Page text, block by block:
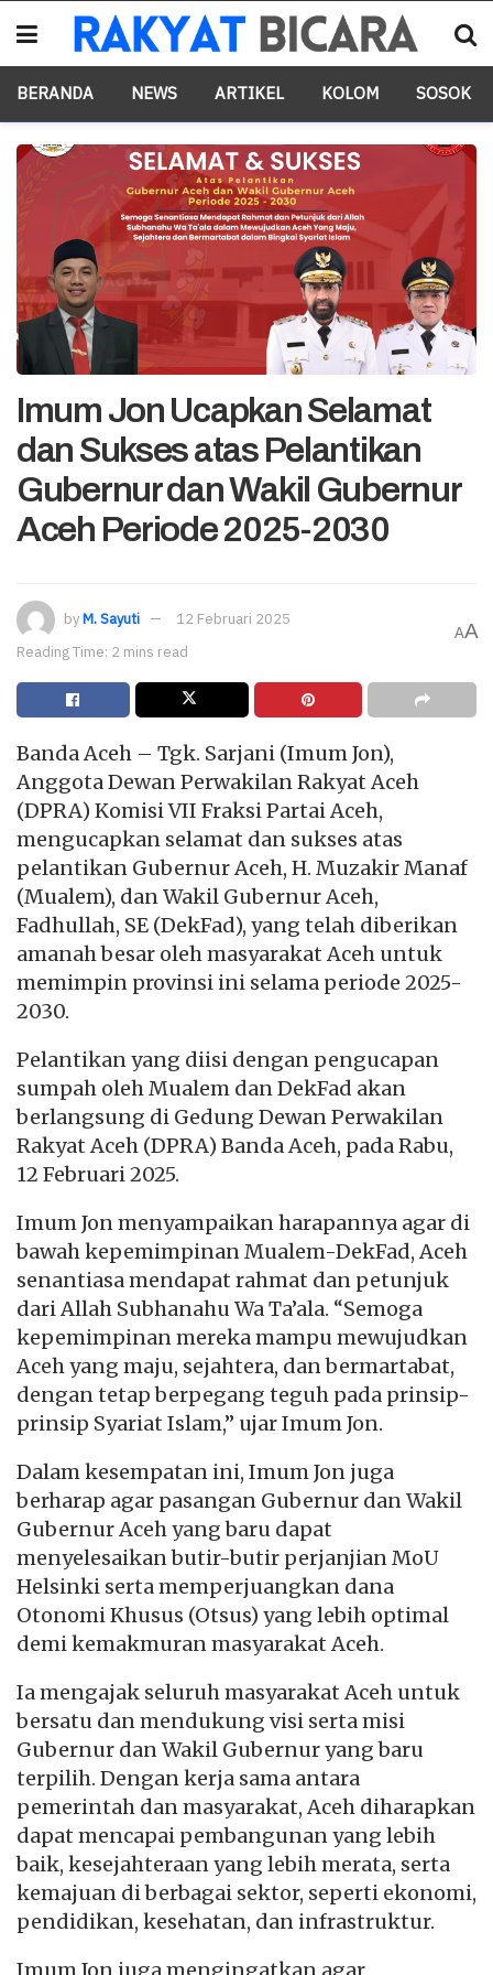
BERANDA NEWS ARTIKEL KOLOM SOSOK
Imum Jon Ucapkan Selamat
dan Sukses atas Pelantikan
Gubernur dan Wakil Gubernur
Aceh Periode 2025-2030
byM. Sayuti
12 Februari 2025
Reading Time: 2 mins read
AA
Banda Aceh – Tgk. Sarjani (Imum Jon),
Anggota Dewan Perwakilan Rakyat Aceh
(DPRA) Komisi VII Fraksi Partai Aceh,
mengucapkan selamat dan sukses atas
pelantikan Gubernur Aceh, H. Muzakir Manaf
(Mualem), dan Wakil Gubernur Aceh,
Fadhullah, SE (DekFad), yang telah diberikan
amanah besar oleh masyarakat Aceh untuk
memimpin provinsi ini selama periode 2025-
2030.
Pelantikan yang diisi dengan pengucapan
sumpah oleh Mualem dan DekFad akan
berlangsung di Gedung Dewan Perwakilan
Rakyat Aceh (DPRA) Banda Aceh, pada Rabu,
12 Februari 2025.
Imum Jon menyampaikan harapannya agar di
bawah kepemimpinan Mualem-DekFad, Aceh
senantiasa mendapat rahmat dan petunjuk
dari Allah Subhanahu Wa Ta’ala. “Semoga
kepemimpinan mereka mampu mewujudkan
Aceh yang maju, sejahtera, dan bermartabat,
dengan tetap berpegang teguh pada prinsip-
prinsip Syariat Islam,” ujar Imum Jon.
Dalam kesempatan ini, Imum Jon juga
berharap agar pasangan Gubernur dan Wakil
Gubernur Aceh yang baru dapat
menyelesaikan butir-butir perjanjian MoU
Helsinki serta memperjuangkan dana
Otonomi Khusus (Otsus) yang lebih optimal
demi kemakmuran masyarakat Aceh.
Ia mengajak seluruh masyarakat Aceh untuk
bersatu dan mendukung visi serta misi
Gubernur dan Wakil Gubernur yang baru
terpilih. Dengan kerja sama antara
pemerintah dan masyarakat, Aceh diharapkan
dapat mencapai pembangunan yang lebih
baik, kesejahteraan yang lebih merata, serta
kemajuan di berbagai sektor, seperti ekonomi,
pendidikan, kesehatan, dan infrastruktur.